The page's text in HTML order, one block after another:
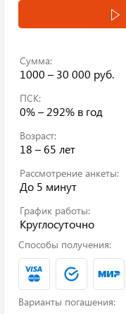
Сумма:
1000 – 30 000 руб.
ПСК:
0% – 292% в год
Возраст:
18 – 65 лет
Рассмотрение анкеты:
До 5 минут
График работы:
Круглосуточно
Способы получения:
Варианты погашения: